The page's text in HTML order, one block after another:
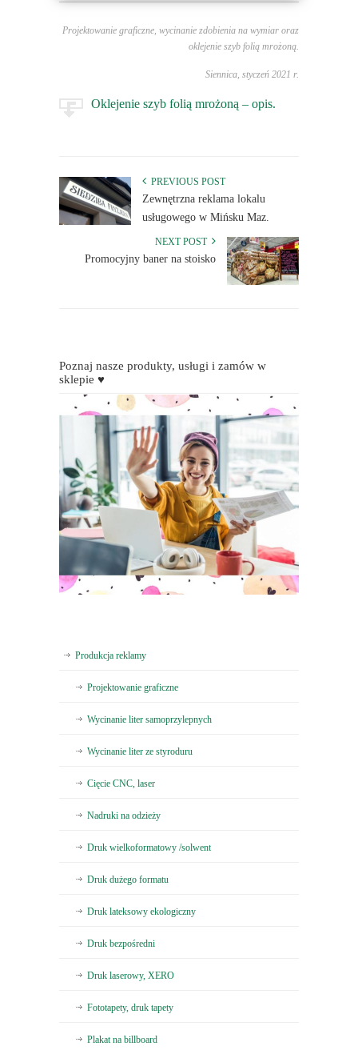
Projektowanie graficzne, wycinanie zdobienia na wymiar oraz
oklejenie szyb folią mrożoną.
Siennica, styczeń 2021 r.
Oklejenie szyb folią mrożoną – opis.
PREVIOUS POST
Zewnętrzna reklama lokalu
usługowego w Mińsku Maz.
NEXT POST
Promocyjny baner na stoisko
Poznaj nasze produkty, usługi i zamów w
sklepie ♥
Produkcja reklamy
Projektowanie graficzne
Wycinanie liter samoprzylepnych
Wycinanie liter ze styroduru
Cięcie CNC, laser
Nadruki na odzieży
Druk wielkoformatowy /solwent
Druk dużego formatu
Druk lateksowy ekologiczny
Druk bezpośredni
Druk laserowy, XERO
Fototapety, druk tapety
Plakat na billboard